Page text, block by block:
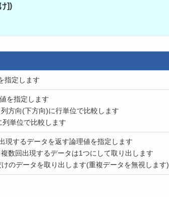
])
指定します
を指定します
列方向(下方向)に行単位で比較します
単位で比較します
現するデータを返す論理値を指定します
複数回出現するデータは1つにして取り出します
のデータを取り出します(重複データを無視します)